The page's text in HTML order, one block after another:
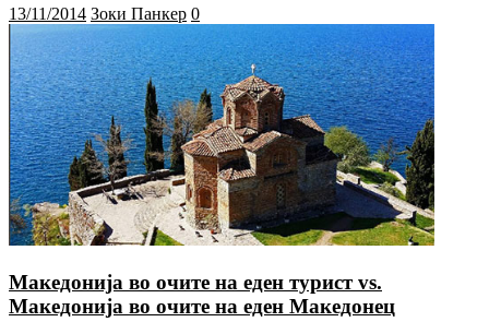
13/11/2014 Зоки Панкер 0
Македонија во очите на еден турист vs.
Македонија во очите на еден Македонец